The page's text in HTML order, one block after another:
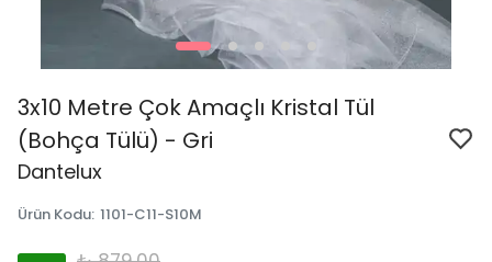
3x10 Metre Çok Amaçlı Kristal Tül
(Bohça Tülü) - Gri
Dantelux
Ürün Kodu: 1101-C11-S10M